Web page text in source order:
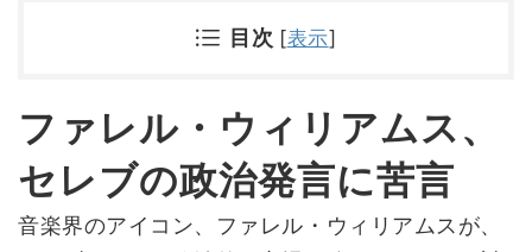
目次 [表示]
ファレル・ウィリアムス、
セレブの政治発言に苦言
音楽界のアイコン、ファレル・ウィリアムスが、